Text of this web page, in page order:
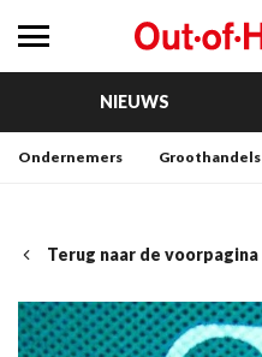
NIEUWS
Ondernemers Groothandels
Terug naar de voorpagina